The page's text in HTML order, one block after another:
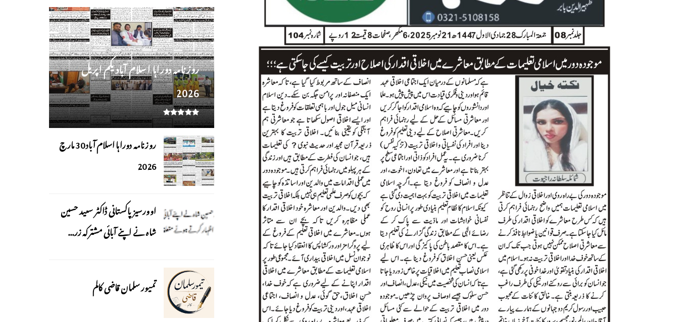
روز نامہ دوراہا اسلام آباد یکم اپریل
2026
روزنامہ دوراہا اسلام آباد 30 مارچ
2026
اوورسیز پاکستانی ڈاکٹر سعید حسین
شاہ نے اپنے آبائی مشترکہ زر...
تمیور سلمان قاضی کالم